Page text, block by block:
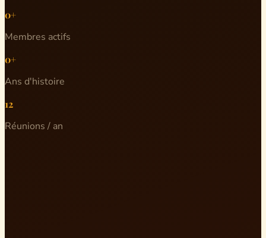
0+
Membres actifs
0+
Ans d'histoire
12
Réunions / an